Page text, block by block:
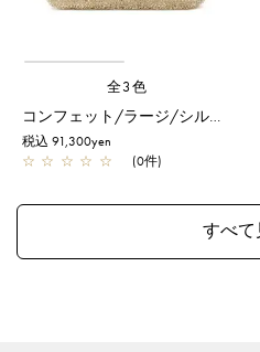
全3色
コンフェット/ラージ/シルバーゴールド
税込 91,300yen
☆ ☆ ☆ ☆ ☆ (0件)